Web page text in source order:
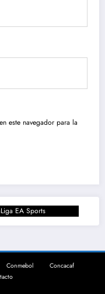
este navegador para la
EA Sports
Conmebol
Concacaf